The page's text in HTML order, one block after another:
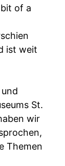
of a
ist weit
St.
wir
Themen